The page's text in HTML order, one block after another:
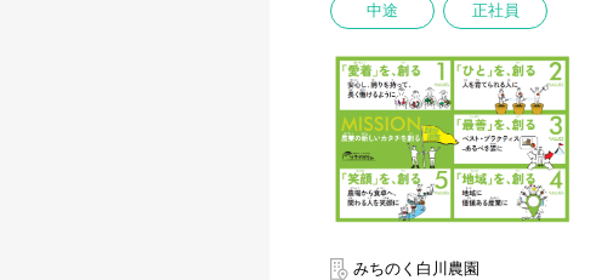
中途 正社員
みちのく白川農園